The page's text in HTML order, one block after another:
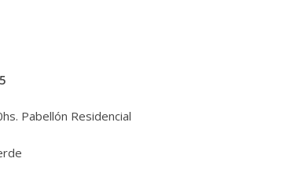
Pabellón Residencial